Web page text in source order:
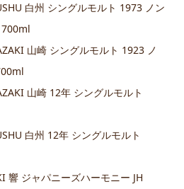
白州 シングルモルト 1973 ノン
山崎 シングルモルト 1923 ノ
山崎 12年 シングルモルト
白州 12年 シングルモルト
響 ジャパニーズハーモニー JH